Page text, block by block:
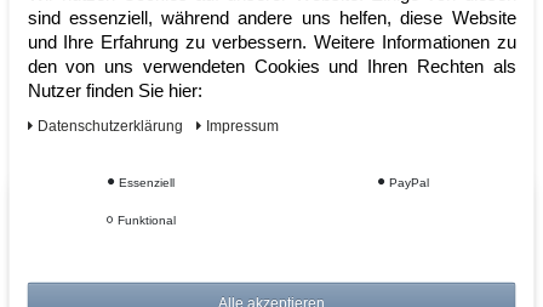
Sofort lieferbar
Vom Profi für Profis - Ihre Vorteile
sind essenziell, während andere uns helfen, diese Website
und Ihre Erfahrung zu verbessern. Weitere Informationen zu
den von uns verwendeten Cookies und Ihren Rechten als
Nutzer finden Sie hier:
Daten­schutz­erklärung Impressum
Essenziell PayPal
Funktional
Alle akzeptieren